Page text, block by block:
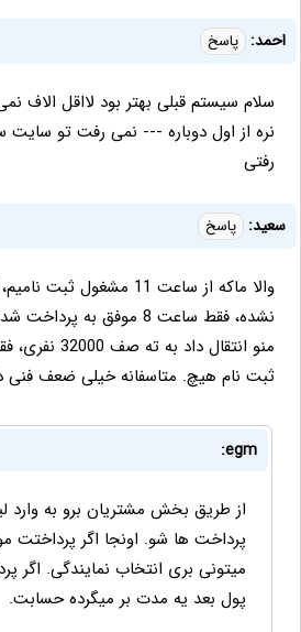
احمد: پاسخ
سلام سیستم قبلی بهتر بود لااقل الاف
نره از اول دوباره --- نمی رفت تو
رفتی
سعید: پاسخ
والا ماکه از ساعت 11
نشده، فقط ساعت 8 موفق به
منو انتقال
ثبت نام هیچ. متاسفانه خیلی ضعف فنی
egm:
از طریق بخش مشتریان برو به
پرداخت ها شو. اونجا اگر پرداختت
میتونی بری انتخاب نمایندگی. اگر
پول بعد یه مدت بر میگرده حسابت.